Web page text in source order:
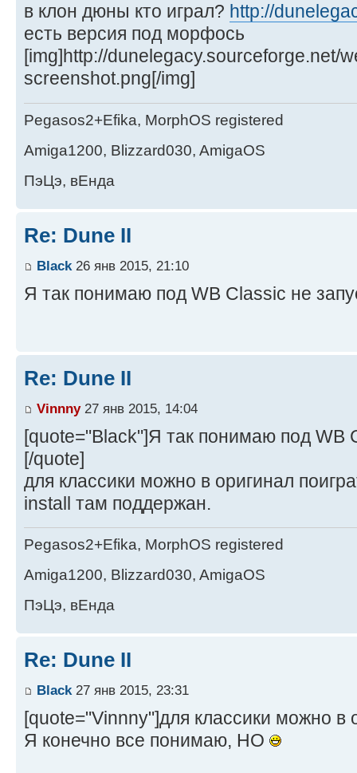
в клон дюны кто играл? http://
есть версия под морфось
[img]http://dunelegacy.sourceforge.net/
screenshot.png[/img]
Pegasos2+Efika, MorphOS registered
Amiga1200, Blizzard030, AmigaOS
ПэЦэ, вЕнда
Re: Dune II
Black 26 янв 2015, 21:10
Я так понимаю под WB Classic не
Re: Dune II
Vinnny27 янв 2015, 14:04
[quote="Black"]Я так понимаю под WB
[/quote]
для классики можно в оригинал
install там поддержан.
Pegasos2+Efika, MorphOS registered
Amiga1200, Blizzard030, AmigaOS
ПэЦэ, вЕнда
Re: Dune II
Black 27 янв 2015, 23:31
[quote="Vinnny"]для классики можно в
Я конечно все понимаю, НО